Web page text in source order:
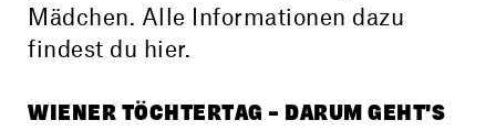
Mädchen. Alle Informationen dazu
findest du hier.
WIENER TÖCHTERTAG – DARUM GEHT'S